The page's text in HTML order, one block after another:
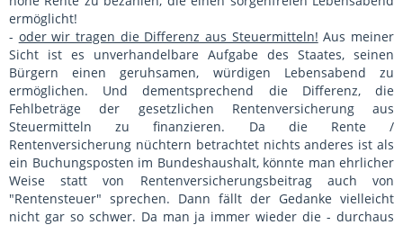
ermöglicht!
- oder wir tragen die Differenz aus Steuermitteln! Aus meiner
Sicht ist es unverhandelbare Aufgabe des Staates, seinen
Bürgern einen geruhsamen, würdigen Lebensabend zu
ermöglichen. Und dementsprechend die Differenz, die
Fehlbeträge der gesetzlichen Rentenversicherung aus
Steuermitteln zu finanzieren. Da die Rente /
Rentenversicherung nüchtern betrachtet nichts anderes ist als
ein Buchungsposten im Bundeshaushalt, könnte man ehrlicher
Weise statt von Rentenversicherungsbeitrag auch von
"Rentensteuer" sprechen. Dann fällt der Gedanke vielleicht
nicht gar so schwer. Da man ja immer wieder die - durchaus